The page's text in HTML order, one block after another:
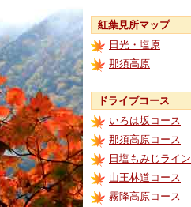
紅葉見所マップ
日光・塩原
那須高原
ドライブコース
いろは坂コース
那須高原コース
日塩もみじライン
山王林道コース
霧降高原コース